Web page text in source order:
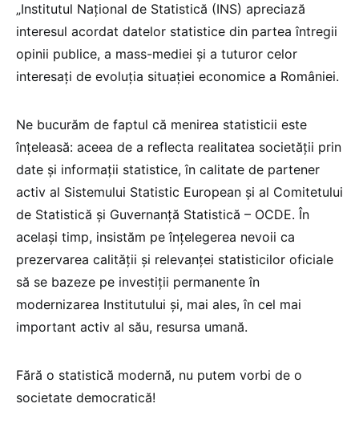
„Institutul Național de Statistică (INS) apreciază
interesul acordat datelor statistice din partea întregii
opinii publice, a mass-mediei şi a tuturor celor
interesaţi de evoluţia situaţiei economice a României.
Ne bucurăm de faptul că menirea statisticii este
înţeleasă: aceea de a reflecta realitatea societăţii prin
date şi informaţii statistice, în calitate de partener
activ al Sistemului Statistic European şi al Comitetului
de Statistică şi Guvernanţă Statistică – OCDE. În
acelaşi timp, insistăm pe înţelegerea nevoii ca
prezervarea calităţii şi relevanţei statisticilor oficiale
să se bazeze pe investiţii permanente în
modernizarea Institutului şi, mai ales, în cel mai
important activ al său, resursa umană.
Fără o statistică modernă, nu putem vorbi de o
societate democratică!